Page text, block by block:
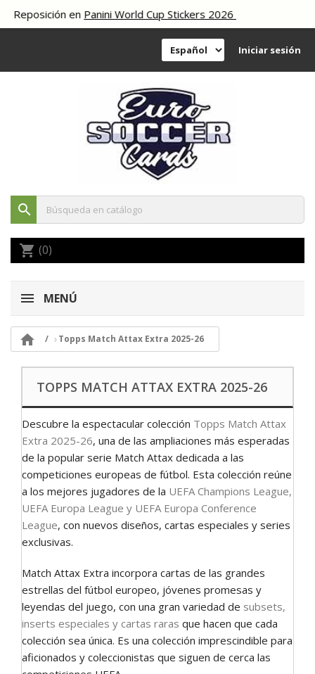
enPanini World Cup Stickers 2026
Iniciar sesión
search
shopping_cart (0)
MENÚ
 Topps Match Attax Extra 2025-26
TOPPS MATCH ATTAX EXTRA 2025-26
Descubre la espectacular colección Topps Match Attax
Extra 2025-26, una de las ampliaciones más esperadas
de la popular serie Match Attax dedicada a las
competiciones europeas de fútbol. Esta colección reúne
a los mejores jugadores de la UEFA Champions League,
UEFA Europa League y UEFA Europa Conference
League, con nuevos diseños, cartas especiales y series
exclusivas.
Match Attax Extra incorpora cartas de las grandes
estrellas del fútbol europeo, jóvenes promesas y
leyendas del juego, con una gran variedad de subsets,
inserts especiales y cartas raras que hacen que cada
colección sea única. Es una colección imprescindible para
aficionados y coleccionistas que siguen de cerca las